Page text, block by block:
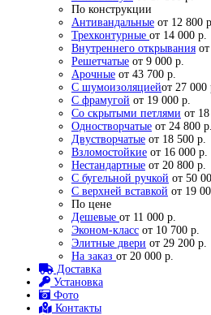
По конструкции
Антивандальные от 12 800
Трехконтурные от 14 000 р.
Внутреннего открывания
Решетчатые от 9 000 р.
Арочные от 43 700 р.
С шумоизоляциейот 27 000
С фрамугой от 19 000 р.
Со скрытыми петлями от
Одностворчатые от 24 800 р.
Двустворчатые от 18 500 р.
Взломостойкие от 16 000 р.
Нестандартные от 20 800 р.
С бугельной ручкой от 50
С верхней вставкой от 19
По цене
Дешевые от 11 000 р.
Эконом-класс от 10 700 р.
Элитные двери от 29 200 р.
На заказ от 20 000 р.
Доставка
Установка
Фото
Контакты